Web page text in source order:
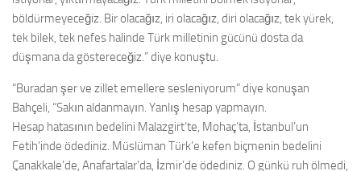
böldürmeyeceğiz. Bir olacağız, iri olacağız, diri olacağız, tek yürek,
tek bilek, tek nefes halinde Türk milletinin gücünü dosta da
düşmana da göstereceğiz.” diye konuştu.
“Buradan şer ve zillet emellere sesleniyorum” diye konuşan
Bahçeli, “Sakın aldanmayın. Yanlış hesap yapmayın.
Hesap hatasının bedelini Malazgirt’te, Mohaç’ta, İstanbul’un
Fetih’inde ödediniz. Müslüman Türk’e kefen biçmenin bedelini
Çanakkale’de, Anafartalar’da, İzmir’de ödediniz. O günkü ruh ölmedi,